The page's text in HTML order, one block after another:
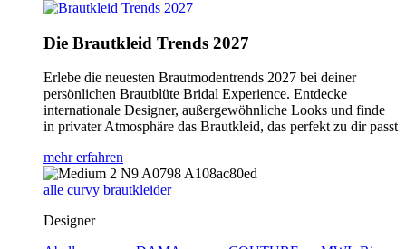
Die Brautkleid Trends 2027
Erlebe die neuesten Brautmodentrends 2027 bei deiner
persönlichen Brautblüte Bridal Experience. Entdecke
internationale Designer, außergewöhnliche Looks und finde
in privater Atmosphäre das Brautkleid, das perfekt zu dir passt
mehr erfahren
alle curvy brautkleider
Designer